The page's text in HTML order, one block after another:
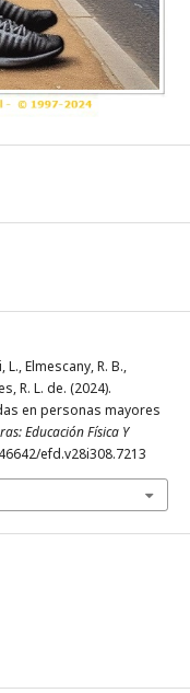
L., Elmescany, R. B.,
R. L. de. (2024).
en personas mayores
Educación Física Y
efd.v28i308.7213